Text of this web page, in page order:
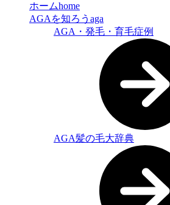
ホームhome
AGAを知ろう aga
AGA・発毛・育毛症例
AGA髪の毛大辞典